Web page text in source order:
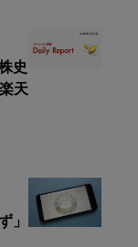
史
天
」